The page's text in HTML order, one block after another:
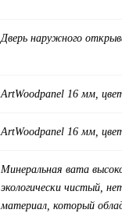
Дверь наружного
ArtWoodpanel 16 мм,
ArtWoodpanel 16 мм,
Минеральная вата
экологически чистый,
материал, который